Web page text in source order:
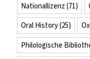
Nationallizenz (71)
Oral History(25)
Philologische